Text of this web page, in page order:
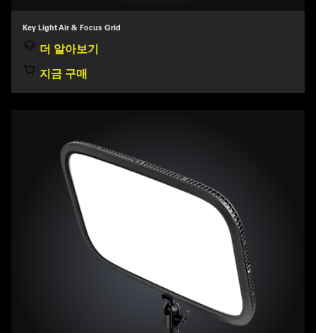
Key Light Air & Focus Grid
더 알아보기
지금 구매